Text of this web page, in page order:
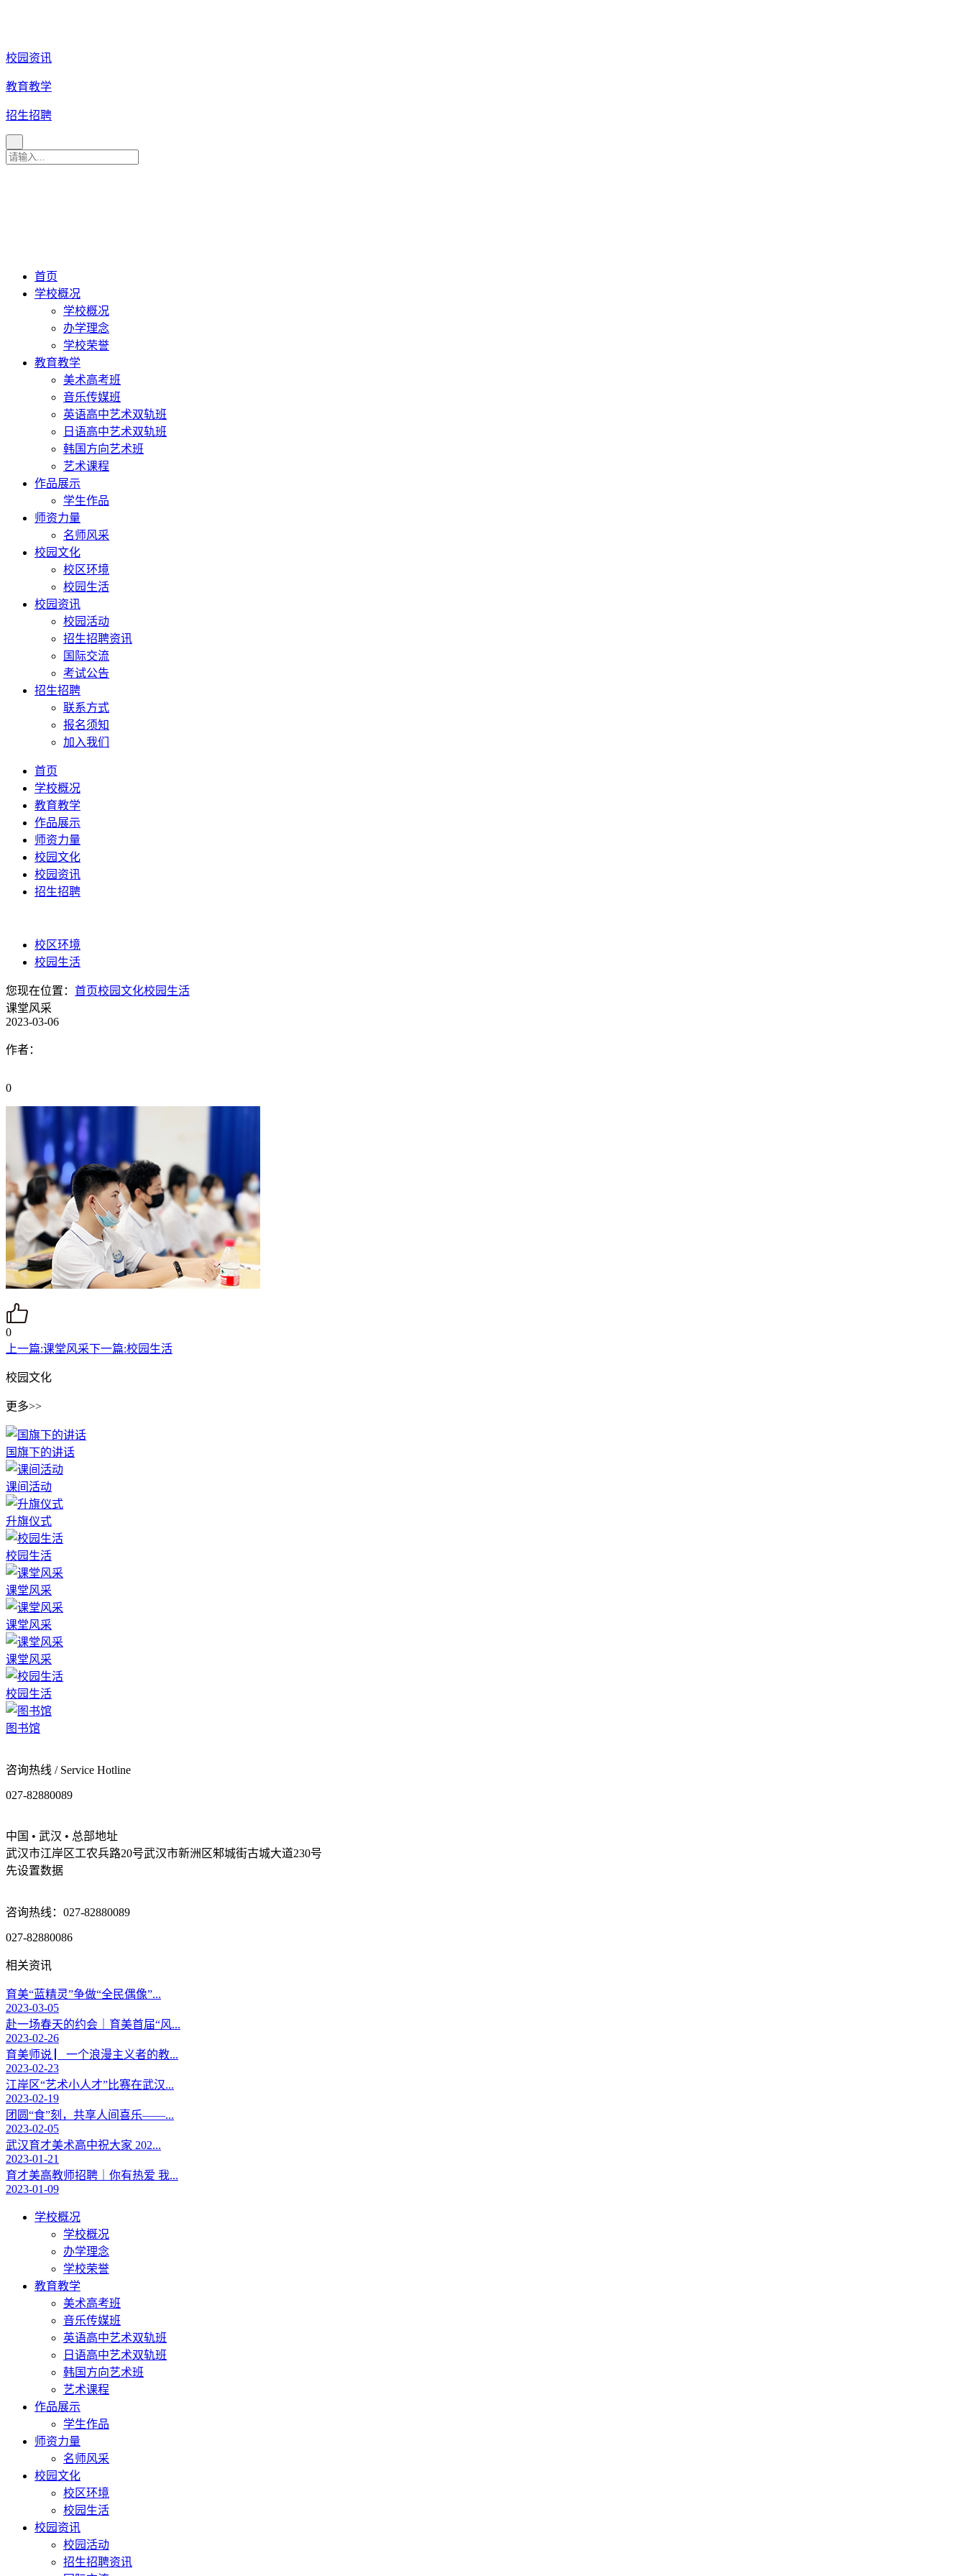
校园资讯
教育教学
招生招聘
首页
学校概况
学校概况
办学理念
学校荣誉
教育教学
美术高考班
音乐传媒班
英语高中艺术双轨班
日语高中艺术双轨班
韩国方向艺术班
艺术课程
作品展示
学生作品
师资力量
名师风采
校园文化
校区环境
校园生活
校园资讯
校园活动
招生招聘资讯
国际交流
考试公告
招生招聘
联系方式
报名须知
加入我们
首页
学校概况
教育教学
作品展示
师资力量
校园文化
校园资讯
招生招聘
校区环境
校园生活
您现在位置： 首页校园文化校园生活
课堂风采
2023-03-06
作者：
0
0
上一篇:课堂风采下一篇:校园生活
校园文化
更多>>
国旗下的讲话
课间活动
升旗仪式
校园生活
课堂风采
课堂风采
课堂风采
校园生活
图书馆
咨询热线 / Service Hotline
027-82880089
中国 • 武汉 • 总部地址
武汉市江岸区工农兵路20号武汉市新洲区邾城街古城大道230号
先设置数据
咨询热线：027-82880089
027-82880086
相关资讯
育美“蓝精灵”争做“全民偶像”...
2023-03-05
赴一场春天的约会｜育美首届“风...
2023-02-26
育美师说 ▏一个浪漫主义者的教...
2023-02-23
江岸区“艺术小人才”比赛在武汉...
2023-02-19
团圆“食”刻，共享人间喜乐——...
2023-02-05
武汉育才美术高中祝大家 202...
2023-01-21
育才美高教师招聘｜你有热爱 我...
2023-01-09
学校概况
学校概况
办学理念
学校荣誉
教育教学
美术高考班
音乐传媒班
英语高中艺术双轨班
日语高中艺术双轨班
韩国方向艺术班
艺术课程
作品展示
学生作品
师资力量
名师风采
校园文化
校区环境
校园生活
校园资讯
校园活动
招生招聘资讯